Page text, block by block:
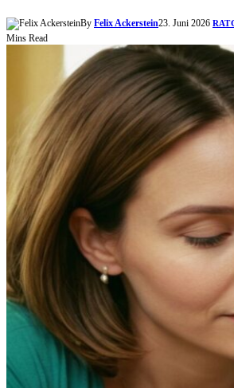
By Felix Ackerstein23. Juni 2026
Mins Read